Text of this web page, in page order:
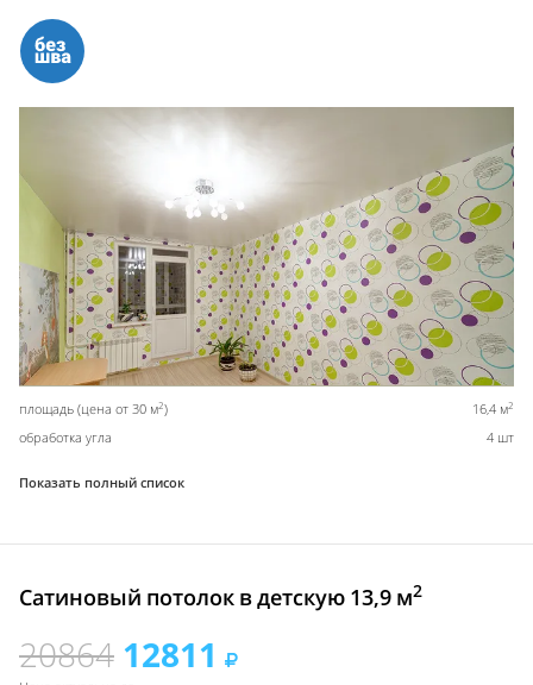
площадь (цена от 30 м2) 16,4 м2
обработка угла 4 шт
Показать полный список
Сатиновый потолок в детскую 13,9 м2
20864 12811